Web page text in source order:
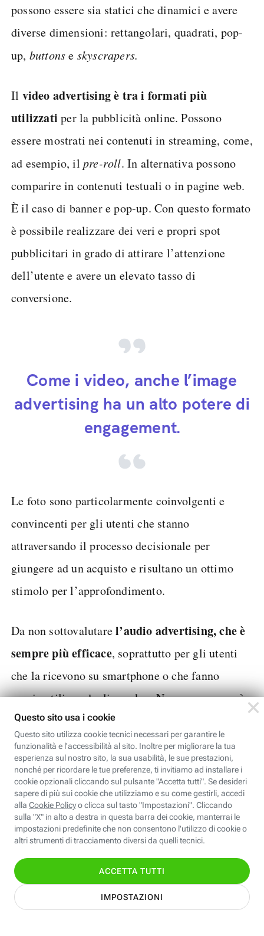
possono essere sia statici che dinamici e avere
diverse dimensioni: rettangolari, quadrati, pop-
up, buttonse skyscrapers.
Il video advertisingè tra i formati più
utilizzati per la pubblicità online. Possono
essere mostrati nei contenuti in streaming, come,
ad esempio, il pre-roll. In alternativa possono
comparire in contenuti testuali o in pagine web.
È il caso di banner e pop-up. Con questo formato
è possibile realizzare dei veri e propri spot
pubblicitari in grado di attirare l’attenzione
dell’utente e avere un elevato tasso di
conversione.
Come i video, anche l’image
advertising ha un alto potere di
engagement.
Le foto sono particolarmente coinvolgenti e
convincenti per gli utenti che stanno
attraversando il processo decisionale per
giungere ad un acquisto e risultano un ottimo
stimolo per l’approfondimento.
Da non sottovalutarel’audio advertising, che è
sempre più efficace, soprattutto per gli utenti
che la ricevono su smartphone o che fanno
ampio utilizzo degli speaker. Non vengono però
esclusi anche altridevice
L’utente, in ogni caso, non ha bisogno di uno
schermo acceso per riceverla, ma può ascoltare
gli annunci anche mentre svolge altre attività,
per esempio su Spotify o su Youtube.
contenuti, in maniera fluida e, spesso, non sono
skippabili da parte dell’utente.